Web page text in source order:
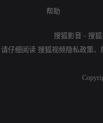
帮助
搜狐影音 - 搜
请仔细阅读 搜狐视频隐私政策、